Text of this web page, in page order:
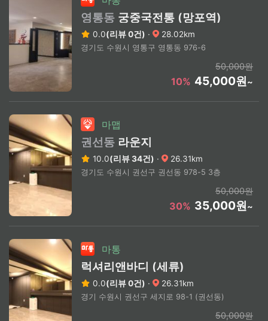
영통동 궁중국전통 (망포역)
0.0(리뷰 0건) · 28.02km
경기도 수원시 영통구 영통동 976-6
50,000원
10% 45,000원~
마맵
권선동 라운지
10.0(리뷰 34건) · 26.31km
경기도 수원시 권선구 권선동 978-5 3층
50,000원
30% 35,000원~
마통
럭셔리앤바디 (세류)
0.0(리뷰 0건) · 26.31km
경기 수원시 권선구 세지로 98-1 (권선동)
50,000원